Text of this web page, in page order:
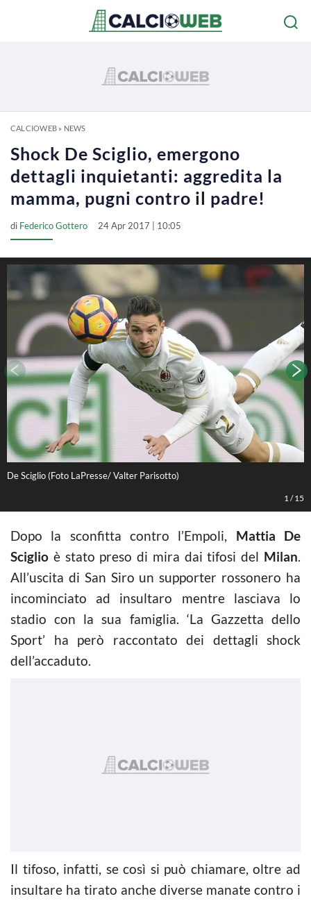
CALCIOWEB» NEWS
Shock De Sciglio, emergono
dettagli inquietanti: aggredita la
mamma, pugni contro il padre!
di Federico Gottero 24 Apr 2017 | 10:05
De Sciglio (Foto LaPresse/ Valter Parisotto)
1 /15
Dopo la sconfitta contro l’Empoli, Mattia De
Sciglio è stato preso di mira dai tifosi del Milan.
All’uscita di San Siro un supporter rossonero ha
incominciato ad insultaro mentre lasciava lo
stadio con la sua famiglia. ‘La Gazzetta dello
Sport’ ha però raccontato dei dettagli shock
dell’accaduto.
Il tifoso, infatti, se così si può chiamare, oltre ad
insultare ha tirato anche diverse manate contro i